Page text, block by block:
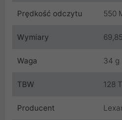
Prędkość odczytu 550
Wymiary
Waga 34 g
TBW 128
Producent